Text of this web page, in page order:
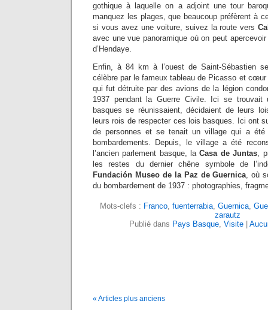
gothique à laquelle on a adjoint une tour
manquez les plages, que beaucoup préfèrent à
si vous avez une voiture, suivez la route vers
avec une vue panoramique où on peut
d’Hendaye.
Enfin, à 84 km à l’ouest de Saint-Sébastien
célèbre par le fameux tableau de Picasso et
qui fut détruite par des avions de la légion
1937 pendant la Guerre Civile. Ici se trouvait
basques se réunissaient, décidaient de leurs
leurs rois de respecter ces lois basques. Ici ont
de personnes et se tenait un village qui a été
bombardements. Depuis, le village a été
l’ancien parlement basque, laCasa de Juntas,
les restes du dernier chêne symbole de
Fundación Museo de la Paz de Guernica, où
du bombardement de 1937 : photographies,
Mots-clefs : Franco, fuenterrabia, Guernica,
zarautz
Publié dans Pays Basque, Visite
« Articles plus anciens